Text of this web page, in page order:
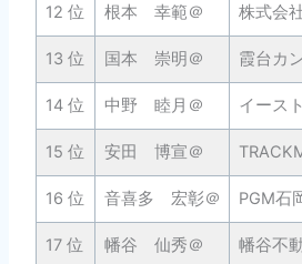
12 位 根本 幸範＠ 株式会
13 位 国本 崇明＠ 霞台カ
14 位 中野 睦月＠ イース
15 位 安田 博宣＠
16 位 音喜多 宏彰＠ PGM石
17 位 幡谷 仙秀＠ 幡谷不